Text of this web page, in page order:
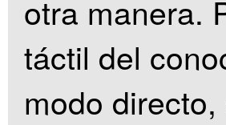
otra manera.
táctil del
modo